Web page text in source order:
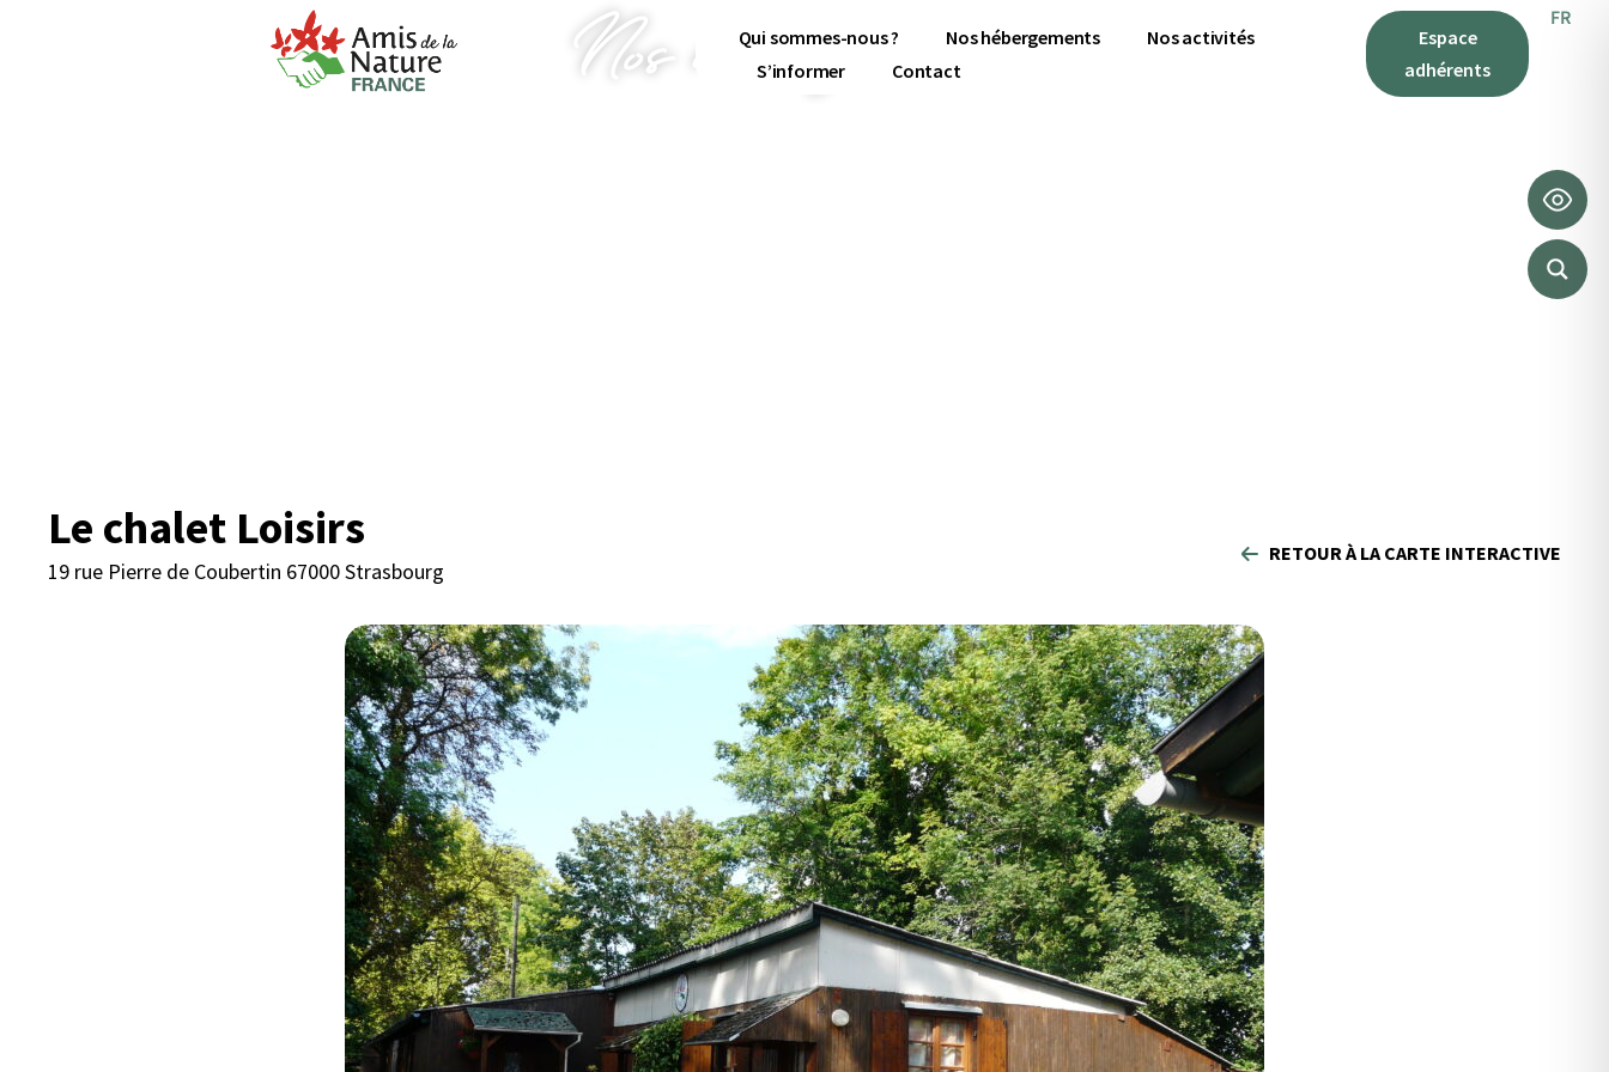
Qui sommes-nous ? Nos hébergements
Nos activités
S’informer
Contact
Espace
adhérents
FR
ES
Nos hébergements
Le chalet Loisirs
19 rue Pierre de Coubertin 67000 Strasbourg
RETOUR À LA CARTE INTERACTIVE